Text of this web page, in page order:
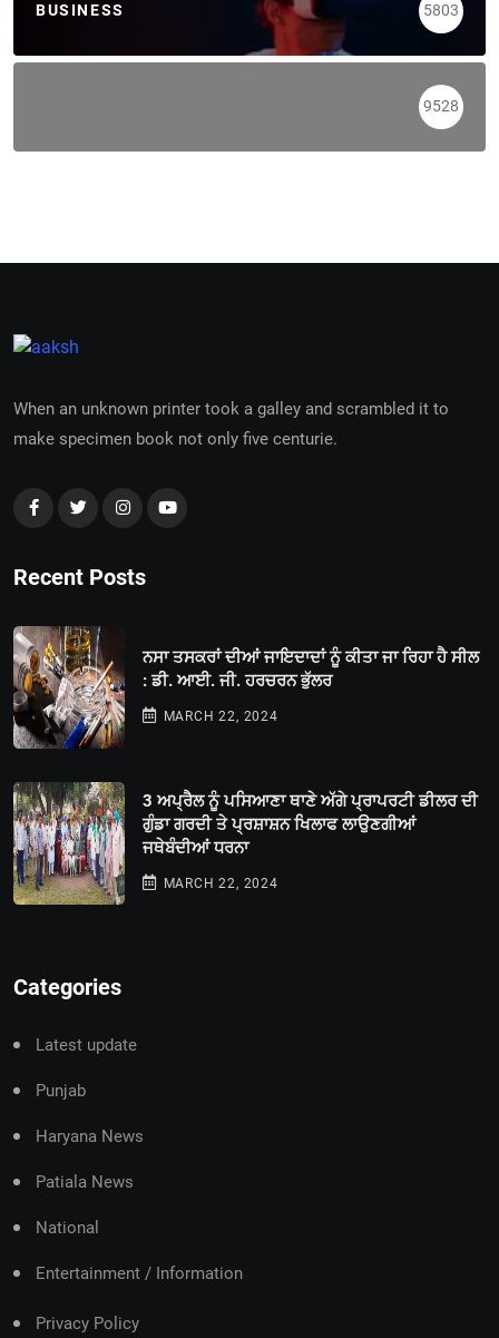
BUSINESS 5803
9528
When an unknown printer took a galley and scrambled it to
make specimen book not only five centurie.
Recent Posts
ਨਸਾ ਤਸਕਰਾਂ ਦੀਆਂ ਜਾਇਦਾਦਾਂ ਨੂੰ ਕੀਤਾ ਜਾ ਰਿਹਾ ਹੈ ਸੀਲ
: ਡੀ. ਆਈ. ਜੀ. ਹਰਚਰਨ ਭੁੱਲਰ
MARCH 22, 2024
3 ਅਪ੍ਰੈਲ ਨੂੰ ਪਸਿਆਣਾ ਥਾਣੇ ਅੱਗੇ ਪ੍ਰਾਪਰਟੀ ਡੀਲਰ ਦੀ
ਗੁੰਡਾ ਗਰਦੀ ਤੇ ਪ੍ਰਸ਼ਾਸ਼ਨ ਖਿਲਾਫ ਲਾਉਣਗੀਆਂ
ਜਥੇਬੰਦੀਆਂ ਧਰਨਾ
MARCH 22, 2024
Categories
Latest update
Punjab
Haryana News
Patiala News
National
Entertainment / Information
Privacy Policy